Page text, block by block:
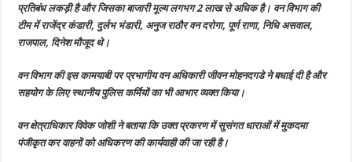
प्रतिबंध लकड़ी है और जिसका बाजारी मूल्य लगभग 2 लाख से अधिक है। वन विभाग की
टीम में राजेंद्र कंडारी, दुर्लभ भंडारी, अनुज राठौर वन दरोगा, पूर्ण राणा, निधि असवाल,
राजपाल, दिनेश मौजूद थे।
वन विभाग की इस कामयाबी पर प्रभागीय वन अधिकारी जीवन मोहनदगडे ने बधाई दी है और
सहयोग के लिए स्थानीय पुलिस कर्मियों का भी आभार व्यक्त किया।
वन क्षेत्राधिकार विवेक जोशी ने बताया कि उक्त प्रकरण में सुसंगत धाराओं में मुकदमा
पंजीकृत कर वाहनों को अधिकरण की कार्यवाही की जा रही है।